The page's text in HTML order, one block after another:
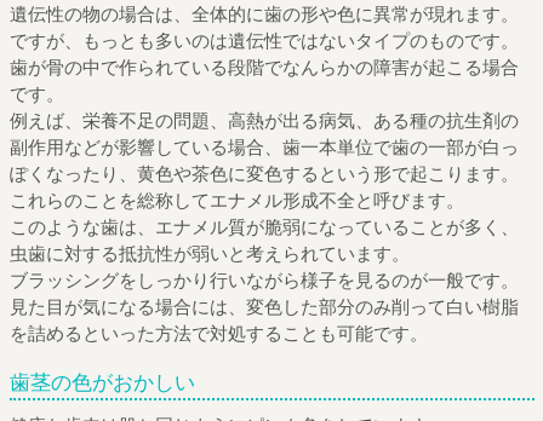
遺伝性の物の場合は、全体的に歯の形や色に異常が現れます。
ですが、もっとも多いのは遺伝性ではないタイプのものです。
歯が骨の中で作られている段階でなんらかの障害が起こる場合
です。
例えば、栄養不足の問題、高熱が出る病気、ある種の抗生剤の
副作用などが影響している場合、歯一本単位で歯の一部が白っ
ぽくなったり、黄色や茶色に変色するという形で起こります。
これらのことを総称してエナメル形成不全と呼びます。
このような歯は、エナメル質が脆弱になっていることが多く、
虫歯に対する抵抗性が弱いと考えられています。
ブラッシングをしっかり行いながら様子を見るのが一般です。
見た目が気になる場合には、変色した部分のみ削って白い樹脂
を詰めるといった方法で対処することも可能です。
歯茎の色がおかしい